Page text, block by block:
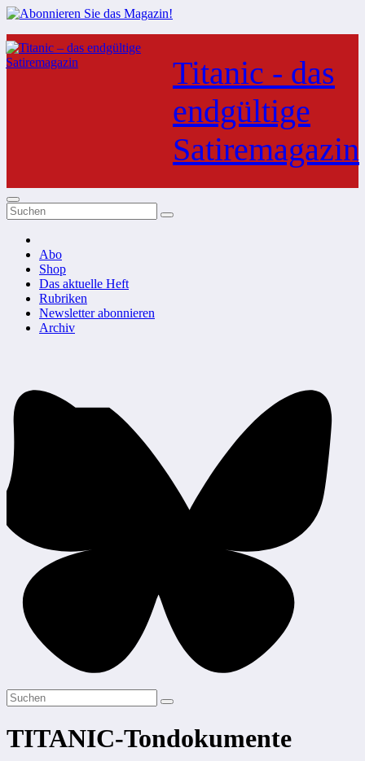
Zum
Inhalt
springen
Titanic - das
endgültige
Satiremagazin
Abo
Shop
Das aktuelle Heft
Rubriken
Newsletter abonnieren
Archiv
TITANIC-Tondokumente